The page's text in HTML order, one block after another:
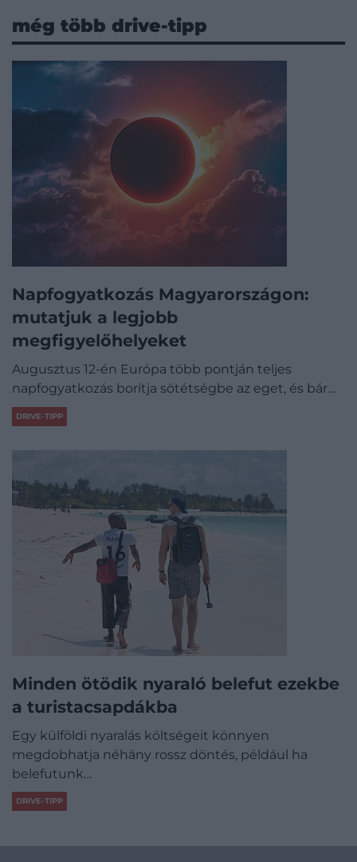
még több drive-tipp
Napfogyatkozás Magyarországon:
mutatjuk a legjobb
megfigyelőhelyeket
Augusztus 12-én Európa több pontján teljes
napfogyatkozás borítja sötétségbe az eget, és bár…
DRIVE-TIPP
Minden ötödik nyaraló belefut ezekbe
a turistacsapdákba
Egy külföldi nyaralás költségeit könnyen
megdobhatja néhány rossz döntés, például ha
belefutunk…
DRIVE-TIPP